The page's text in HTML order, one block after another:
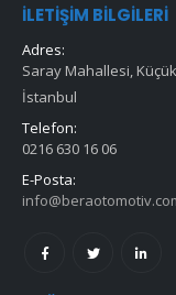
İLETIŞIM BILGILERI
Adres:
Saray Mahallesi,
İstanbul
Telefon:
0216 630 16 06
E-Posta: